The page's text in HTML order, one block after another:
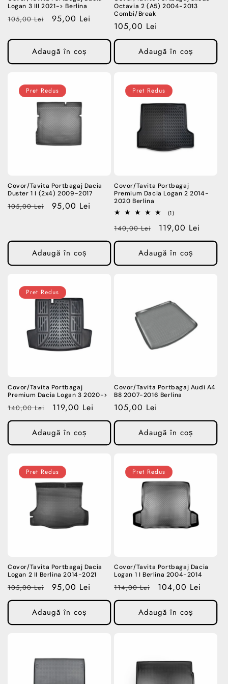
Logan 3 III 2021-> Berlina
Preț
105,00 Lei
Preț
95,00 Lei
Adaugă în coș
Octavia 2 (A5) 2004-2013
Combi/Break
Preț
obișnuit
105,00 Lei
Adaugă în coș
Pret Redus
Covor/Tavita Portbagaj Dacia
Duster 1 I (2x4) 2009-2017
Preț
105,00 Lei
Preț
95,00 Lei
Adaugă în coș
Pret Redus
Covor/Tavita Portbagaj
Premium Dacia Logan 2 2014-
2020 Berlina
(1)1
recenzii
Preț
obișnuit
140,00 Lei
Preț
redus
119,00 Lei
Adaugă în coș
Pret Redus
Covor/Tavita Portbagaj
Premium Dacia Logan 3 2020->
Preț
obișnuit
140,00 Lei
Preț
redus
119,00 Lei
Adaugă în coș
Covor/Tavita Portbagaj Audi A4
B8 2007-2016 Berlina
Preț
obișnuit
105,00 Lei
Adaugă în coș
Pret Redus
Covor/Tavita Portbagaj Dacia
Logan 2 II Berlina 2014-2021
Preț
obișnuit
105,00 Lei
Preț
redus
95,00 Lei
Adaugă în coș
Pret Redus
Covor/Tavita Portbagaj Dacia
Logan 1 I Berlina 2004-2014
Preț
obișnuit
114,00 Lei
Preț
redus
104,00 Lei
Adaugă în coș